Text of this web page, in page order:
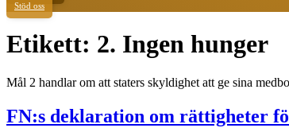
Stöd oss
Etikett: 2. Ingen hunger
Mål 2 handlar om att staters skyldighet att ge sina
FN:s deklaration om rättigheter